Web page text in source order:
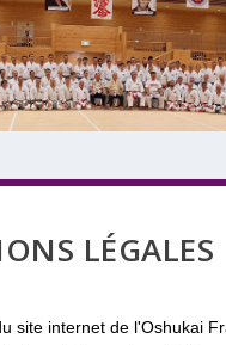
LÉGALES
site internet de l'Oshukai